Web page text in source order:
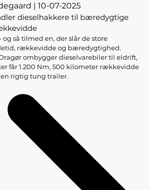
| 10-07-2025
dieselhakkere til bæredygtige
så tilmed en, der slår de store
rækkevidde og bæredygtighed.
ombygger dieselvarebiler til eldrift,
får 1.200 Nm, 500 kilometer rækkevidde
rigtig tung trailer.